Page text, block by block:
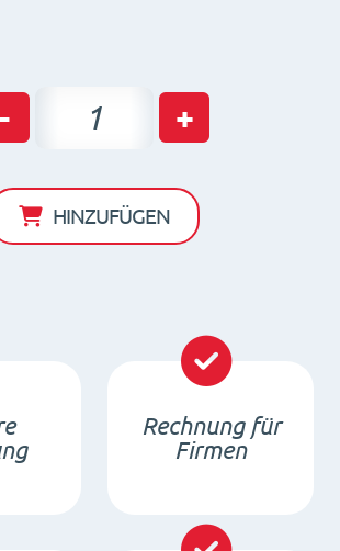
-
Neodym
Zylinder
D17
x
+
HINZUFÜGEN
Rechnung für
Firmen